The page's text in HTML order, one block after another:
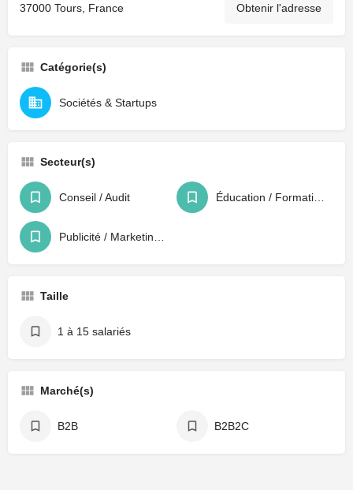
37000 Tours, France Obtenir l'adresse
Catégorie(s)
Sociétés & Startups
Secteur(s)
Conseil / Audit
Taille
1 à 15 salariés
Marché(s)
B2B B2B2C